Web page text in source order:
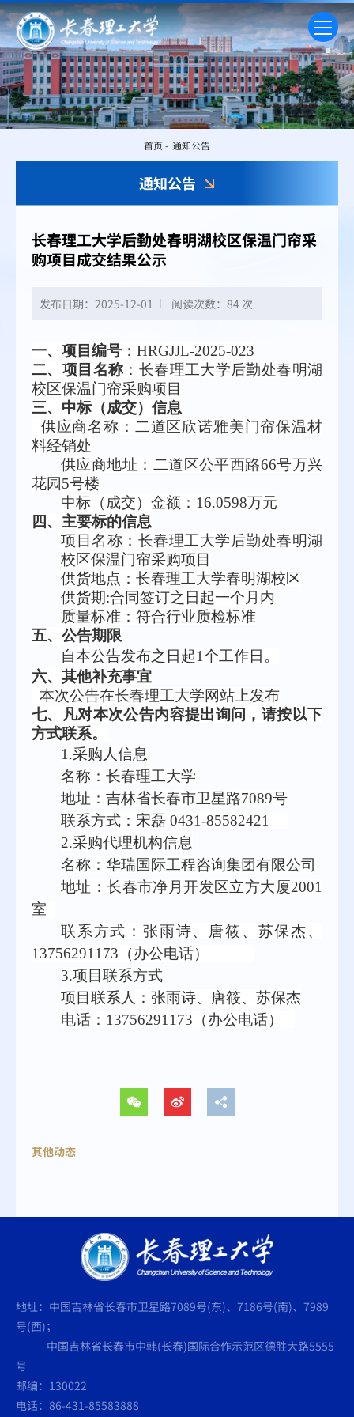
通知公告
首页 - 通知公告
长春理工大学后勤处春明湖校区保温门帘采
购项目成交结果公示
发布日期：2025-12-01 阅读次数： 84 次
一、项目编号 ： HRGJJL-2025-023
二、项目名称 ： 长春理工大学后勤处春明湖
校区保温门帘采购项目
三、中标（成交）信息
供应商名称： 二道区欣诺雅美门帘保温材
料经销处
供应商地址：二道区公平西路66号万兴
花园5号楼
中标（成交）金额： 16.0598万元
四、主要标的信息
项目名称：长春理工大学后勤处春明湖
校区保温门帘采购项目
供货地点：长春理工大学春明湖校区
供货期:合同签订之日起一个月内
质量标准 ：符合行业质检标准
五、公告期限
自本公告发布之日起1个工作日。
六、其他补充事宜
本次公告在长春理工大学网站上发布
七、
凡对本次公告内容提出询问，请按以下
方式联系。
1.采购人信息
名称：长春理工大学
地址：吉林省长春市卫星路7089号
联系方式：宋磊 0431-85582421
2.采购代理机构信息
名称：华瑞国际工程咨询集团有限公司
地址：长春市净月开发区立方大厦2001
室
联系方式：张雨诗、唐筱、苏保杰、
13756291173（办公电话）
3.项目联系方式
项目联系人：张雨诗、唐筱、苏保杰
电话： 13756291173（办公电话）
其他动态
地址：中国吉林省长春市卫星路7089号(东)、7186号(南)、7989
号(西)；
中国吉林省长春市中韩(长春)国际合作示范区德胜大路5555
号
邮编：130022
电话：86-431-85583888